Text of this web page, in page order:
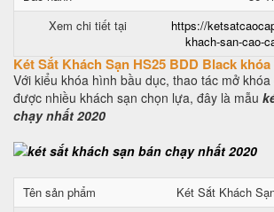
Xem chi tiết tại
https://
khach-san-cao-
Két Sắt Khách Sạn HS25 BDD Black
Với kiểu khóa hình bầu dục, thao tác mở
được nhiều khách sạn chọn lựa, đây là mẫu
chạy nhất 2020
Tên sản phẩm
Két Sắt Khách